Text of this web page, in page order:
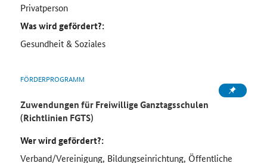
Privatperson
Was wird gefördert?:
Gesundheit & Soziales
FÖRDERPROGRAMM
Zuwendungen für Freiwillige Ganztagsschulen
(Richtlinien FGTS)
Wer wird gefördert?:
Verband/Vereinigung, Bildungseinrichtung, Öffentliche